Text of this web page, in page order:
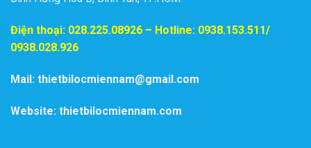
Điện thoại: 028.225.08926 – Hotline: 0938.153.511/
0938.028.926
Mail: thietbilocmiennam@gmail.com
Website: thietbilocmiennam.com